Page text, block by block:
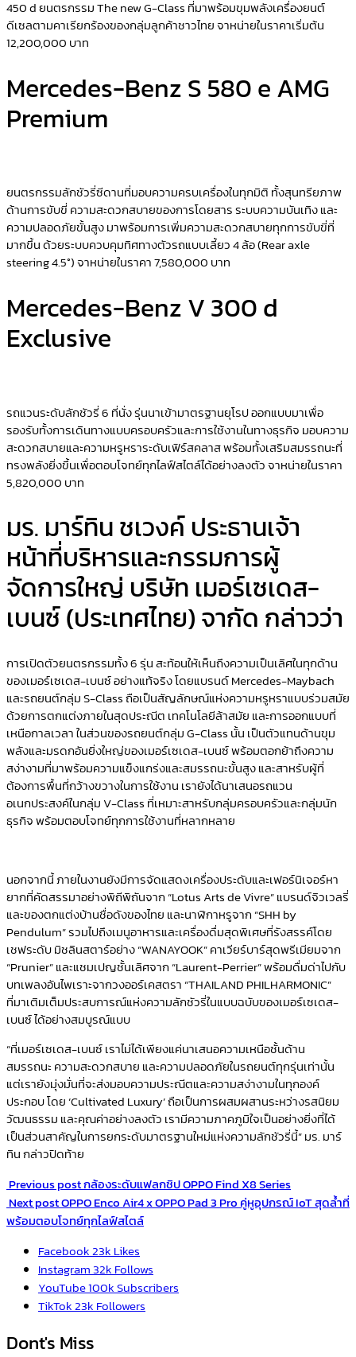
450 d ยนตรกรรม The new G-Class ที่มาพร้อมขุมพลังเครื่องยนต์
ดีเซลตามคาเรียกร้องของกลุ่มลูกค้าชาวไทย จาหน่ายในราคาเริ่มต้น
12,200,000 บาท
Mercedes-Benz S 580 e AMG
Premium
ยนตรกรรมลักชัวรี่ซีดานที่มอบความครบเครื่องในทุกมิติ ทั้งสุนทรียภาพ
ด้านการขับขี่ ความสะดวกสบายของการโดยสาร ระบบความบันเทิง และ
ความปลอดภัยขั้นสูง มาพร้อมการเพิ่มความสะดวกสบายทุกการขับขี่ที่
มากขึ้น ด้วยระบบควบคุมทิศทางตัวรถแบบเลี้ยว 4 ล้อ (Rear axle
steering 4.5°) จาหน่ายในราคา 7,580,000 บาท
Mercedes-Benz V 300 d
Exclusive
รถแวนระดับลักชัวรี่ 6 ที่นั่ง รุ่นนาเข้ามาตรฐานยุโรป ออกแบบมาเพื่อ
รองรับทั้งการเดินทางแบบครอบครัวและการใช้งานในทางธุรกิจ มอบความ
สะดวกสบายและความหรูหราระดับเฟิร์สคลาส พร้อมทั้งเสริมสมรรถนะที่
ทรงพลังยิ่งขึ้นเพื่อตอบโจทย์ทุกไลฟ์สไตล์ได้อย่างลงตัว จาหน่ายในราคา
5,820,000 บาท
มร. มาร์ทิน ชเวงค์ ประธานเจ้า
หน้าที่บริหารและกรรมการผู้
จัดการใหญ่ บริษัท เมอร์เซเดส-
เบนซ์ (ประเทศไทย) จากัด กล่าวว่า
การเปิดตัวยนตรกรรมทั้ง 6 รุ่น สะท้อนให้เห็นถึงความเป็นเลิศในทุกด้าน
ของเมอร์เซเดส-เบนซ์ อย่างแท้จริง โดยแบรนด์ Mercedes-Maybach
และรถยนต์กลุ่ม S-Class ถือเป็นสัญลักษณ์แห่งความหรูหราแบบร่วมสมัย
ด้วยการตกแต่งภายในสุดประณีต เทคโนโลยีล้าสมัย และการออกแบบที่
เหนือกาลเวลา ในส่วนของรถยนต์กลุ่ม G-Class นั้น เป็นตัวแทนด้านขุม
พลังและมรดกอันยิ่งใหญ่ของเมอร์เซเดส-เบนซ์ พร้อมตอกย้าถึงความ
สง่างามที่มาพร้อมความแข็งแกร่งและสมรรถนะขั้นสูง และสาหรับผู้ที่
ต้องการพื้นที่กว้างขวางในการใช้งาน เรายังได้นาเสนอรถแวน
อเนกประสงค์ในกลุ่ม V-Class ที่เหมาะสาหรับกลุ่มครอบครัวและกลุ่มนัก
ธุรกิจ พร้อมตอบโจทย์ทุกการใช้งานที่หลากหลาย
นอกจากนี้ ภายในงานยังมีการจัดแสดงเครื่องประดับและเฟอร์นิเจอร์หา
ยากที่คัดสรรมาอย่างพิถีพิถันจาก “Lotus Arts de Vivre” แบรนด์จิวเวลรี่
และของตกแต่งบ้านชื่อดังของไทย และนาฬิกาหรูจาก “SHH by
Pendulum” รวมไปถึงเมนูอาหารและเครื่องดื่มสุดพิเศษที่รังสรรค์โดย
เชฟระดับ มิชลินสตาร์อย่าง “WANAYOOK” คาเวียร์บาร์สุดพรีเมียมจาก
“Prunier” และแชมเปญชั้นเลิศจาก “Laurent-Perrier” พร้อมดื่มด่าไปกับ
บทเพลงอันไพเราะจากวงออร์เคสตรา “THAILAND PHILHARMONIC”
ที่มาเติมเต็มประสบการณ์แห่งความลักชัวรี่ในแบบฉบับของเมอร์เซเดส-
เบนซ์ ได้อย่างสมบูรณ์แบบ
“ที่เมอร์เซเดส-เบนซ์ เราไม่ได้เพียงแค่นาเสนอความเหนือชั้นด้าน
สมรรถนะ ความสะดวกสบาย และความปลอดภัยในรถยนต์ทุกรุ่นเท่านั้น
แต่เรายังมุ่งมั่นที่จะส่งมอบความประณีตและความสง่างามในทุกองค์
ประกอบ โดย ‘Cultivated Luxury’ ถือเป็นการผสมผสานระหว่างรสนิยม
วัฒนธรรม และคุณค่าอย่างลงตัว เรามีความภาคภูมิใจเป็นอย่างยิ่งที่ได้
เป็นส่วนสาคัญในการยกระดับมาตรฐานใหม่แห่งความลักชัวรี่นี้” มร. มาร์
ทิน กล่าวปิดท้าย
Previous postกล้องระดับแฟลกชิป OPPO Find X8 Series
Next postOPPO Enco Air4 x OPPO Pad 3 Pro คู่หูอุปกรณ์ IoT สุดล้ำที่
พร้อมตอบโจทย์ทุกไลฟ์สไตล์
Facebook23k Likes
Instagram32k Follows
YouTube100kSubscribers
TikTok23k Followers
Dont's Miss